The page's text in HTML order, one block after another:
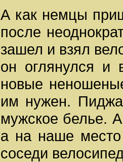
А как немцы
после
зашел и взял
он оглянулся и
новые
им нужен.
мужское белье.
а на наше место
соседи